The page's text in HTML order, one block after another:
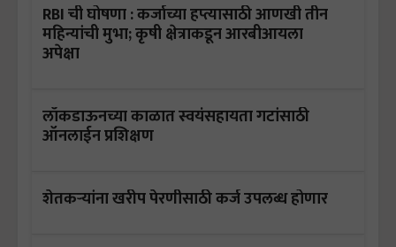
RBI ची घोषणा : कर्जाच्या हप्त्यासाठी आणखी तीन
महिन्यांची मुभा; कृषी क्षेत्राकडून आरबीआयला
अपेक्षा
लॉकडाऊनच्या काळात स्वयंसहायता गटांसाठी
ऑनलाईन प्रशिक्षण
शेतकऱ्यांना खरीप पेरणीसाठी कर्ज उपलब्ध होणार